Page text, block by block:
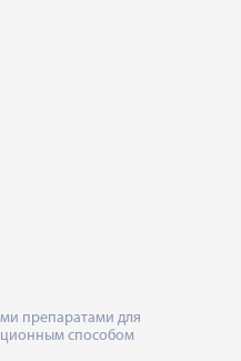
препаратами для
способом